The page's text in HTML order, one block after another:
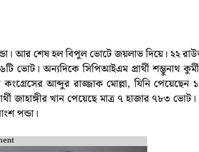
আর শেষ হল বিপুল ভোটে জয়লাভ দিয়ে। ২২
ভোট। অন্যদিকে সিপিআইএম প্রার্থী শম্ভুনাথ
আব্দুর রাজ্জাক মোল্লা, যিনি পেয়েছেন
জাহাঙ্গীর খান পেয়েছে মাত্র ৭ হাজার ৭৮৩
পন্ডা।